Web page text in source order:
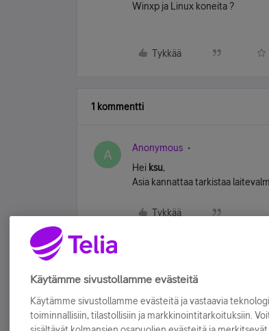
Winxp ja Linux koneita ?
Tykkää
1 kommentti
A Anonymous
Hei ksu,
Asia kannattaa tarkistaa
Tykkää
Käytämme sivustollamme evästeitä
Käytämme sivustollamme evästeitä ja vastaavia
toiminnallisiin, tilastollisiin ja markkinointitarkoituksiin.